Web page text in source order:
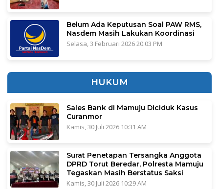
Belum Ada Keputusan Soal PAW RMS,
Nasdem Masih Lakukan Koordinasi
Selasa, 3 Februari 2026 20:03 PM
HUKUM
Sales Bank di Mamuju Diciduk Kasus
Curanmor
Kamis, 30 Juli 2026 10:31 AM
Surat Penetapan Tersangka Anggota
DPRD Torut Beredar, Polresta Mamuju
Tegaskan Masih Berstatus Saksi
Kamis, 30 Juli 2026 10:29 AM